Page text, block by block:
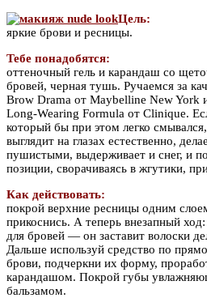
Цель:
яркие брови и ресницы.
Тебе понадобятся:
оттеночный гель и карандаш со
бровей, черная тушь. Ручаемся за
Brow Drama от Maybelline New York
Long-Wearing Formula от Clinique.
который бы при этом легко
выглядит на глазах естественно,
пушистыми, выдерживает и снег, и
позиции, сворачиваясь в жгутики,
Как действовать:
покрой верхние ресницы одним
прикоснись. А теперь внезапный
для бровей — он заставит волоски
Дальше используй средство по
брови, подчеркни их форму,
карандашом. Покрой губы
бальзамом.